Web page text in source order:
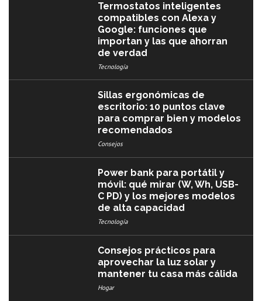
Termostatos inteligentes
compatibles con Alexa y
Google: funciones que
importan y las que ahorran
de verdad
Tecnología
Sillas ergonómicas de
escritorio: 10 puntos clave
para comprar bien y modelos
recomendados
Consejos
Power bank para portátil y
móvil: qué mirar (W, Wh, USB-
C PD) y los mejores modelos
de alta capacidad
Tecnología
Consejos prácticos para
aprovechar la luz solar y
mantener tu casa más cálida
Hogar